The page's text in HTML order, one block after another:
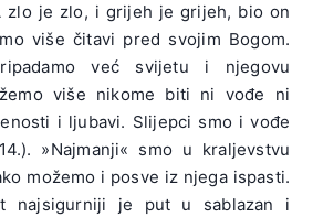
zlo je zlo, i grijeh je grijeh, bio on
više čitavi pred svojim Bogom.
već svijetu i njegovu
više nikome biti ni vođe ni
i ljubavi. Slijepci smo i vođe
»Najmanji« smo u kraljevstvu
možemo i posve iz njega ispasti.
najsigurniji je put u sablazan i